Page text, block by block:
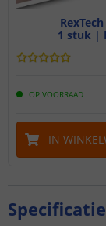
1 stuk |
OP VOORRAAD
IN